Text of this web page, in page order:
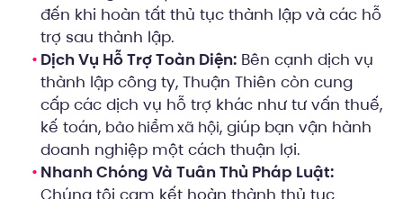
đến khi hoàn tất thủ tục thành lập và các hỗ
trợ sau thành lập.
Dịch Vụ Hỗ Trợ Toàn Diện: Bên cạnh dịch vụ
thành lập công ty, Thuận Thiên còn cung
cấp các dịch vụ hỗ trợ khác như tư vấn thuế,
kế toán, bảo hiểm xã hội, giúp bạn vận hành
doanh nghiệp một cách thuận lợi.
Nhanh Chóng Và Tuân Thủ Pháp Luật:
Chúng tôi cam kết hoàn thành thủ tục